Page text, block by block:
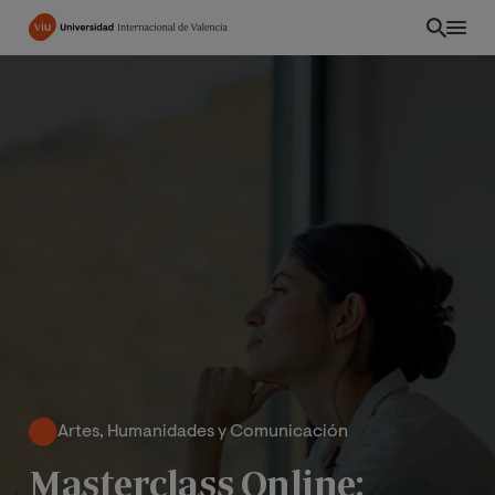
Pasar
Artes, Humanidades y Comunicación
Masterclass Online: